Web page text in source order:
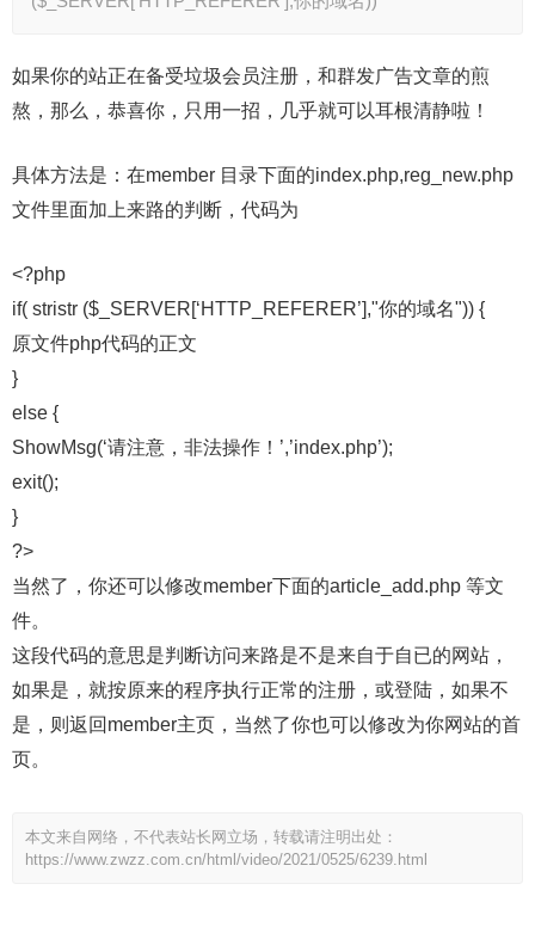
如果你的站正在备受垃圾会员注册，和群发广告文章的煎
熬，那么，恭喜你，只用一招，几乎就可以耳根清静啦！
具体方法是：在member 目录下面的index.php,reg_new.php
文件里面加上来路的判断，代码为
<?php
if( stristr ($_SERVER[‘HTTP_REFERER’],"你的域名")) {
原文件php代码的正文
}
else {
ShowMsg(‘请注意，非法操作！’,’index.php’);
exit();
}
?>
当然了，你还可以修改member下面的article_add.php 等文
件。
这段代码的意思是判断访问来路是不是来自于自已的网站，
如果是，就按原来的程序执行正常的注册，或登陆，如果不
是，则返回member主页，当然了你也可以修改为你网站的首
页。
本文来自网络，不代表站长网立场，转载请注明出处：
https://www.zwzz.com.cn/html/video/2021/0525/6239.html